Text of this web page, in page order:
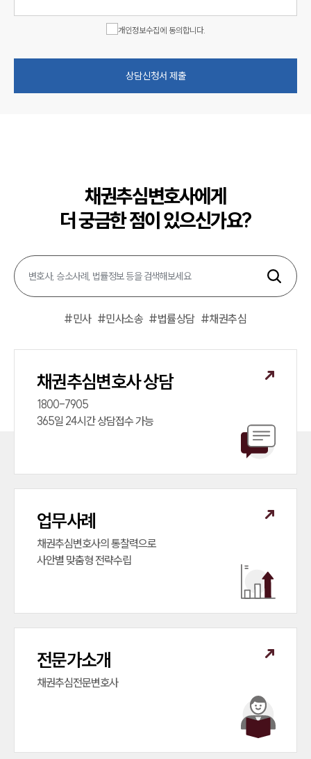
개인정보수집에 동의합니다.
상담신청서 제출
채권추심변호사에게
더 궁금한 점이 있으신가요?
#민사 #민사소송 #법률상담 #채권추심
채권추심변호사 상담
1800-7905
365일 24시간 상담접수 가능
업무사례
채권추심변호사의 통찰력으로
사안별 맞춤형 전략수립
전문가소개
채권추심전문변호사